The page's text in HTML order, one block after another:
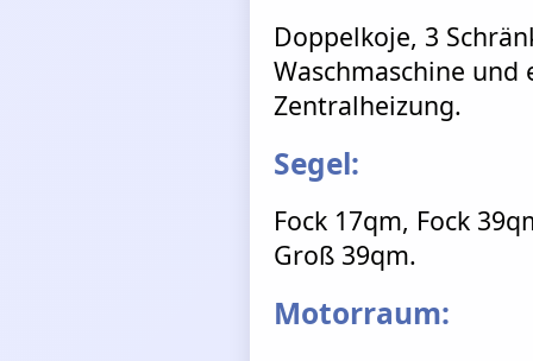
Doppelkoje, 3
Waschmaschine
Zentralheizung.
Segel:
Fock 17qm, Fock
Groß 39qm.
Motorraum: